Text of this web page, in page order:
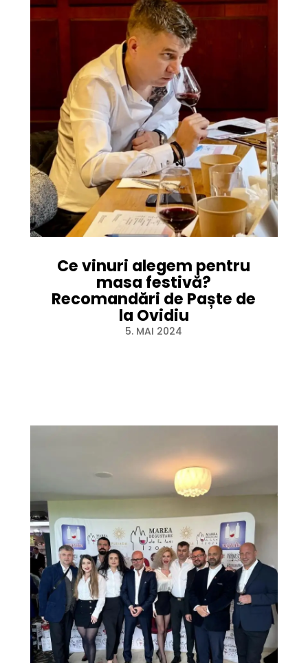
Ce vinuri alegem pentru
masa festivă?
Recomandări de Paște de
la Ovidiu
5. MAI 2024